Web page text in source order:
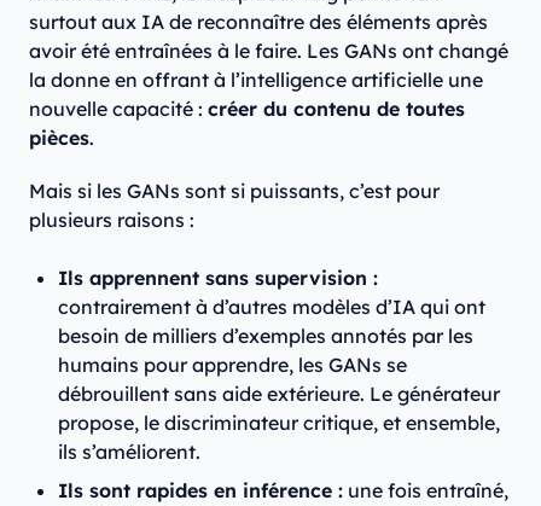
surtout aux IA de reconnaître des éléments après
avoir été entraînées à le faire. Les GANs ont changé
la donne en offrant à l’intelligence artificielle une
nouvelle capacité : créer du contenu de toutes
pièces.
Mais si les GANs sont si puissants, c’est pour
plusieurs raisons :
Ils apprennent sans supervision :
contrairement à d’autres modèles d’IA qui ont
besoin de milliers d’exemples annotés par les
humains pour apprendre, les GANs se
débrouillent sans aide extérieure. Le générateur
propose, le discriminateur critique, et ensemble,
ils s’améliorent.
Ils sont rapides en inférence : une fois entraîné,